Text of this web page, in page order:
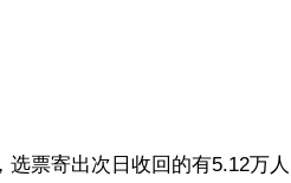
票寄出次日收回的有5.12万